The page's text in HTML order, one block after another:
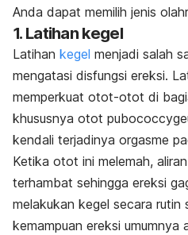
Anda dapat memilih jenis
1. Latihan kegel
Latihan kegel menjadi salah
mengatasi disfungsi ereksi.
memperkuat otot-otot di
khususnya otot
kendali terjadinya orgasme
Ketika otot ini melemah,
terhambat sehingga ereksi
melakukan kegel secara rutin
kemampuan ereksi umumnya